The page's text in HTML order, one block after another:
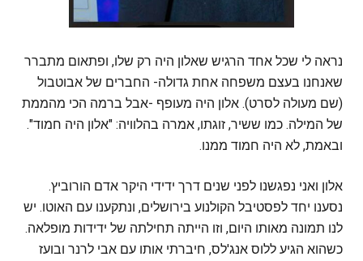
נראה לי שכל אחד הרגיש שאלון היה רק שלו, ופתאום מתברר
שאנחנו בעצם משפחה אחת גדולה- החברים של אבוטבול
(שם מעולה לסרט). אלון היה מעופף -אבל ברמה הכי מהממת
של המילה. כמו ששיר, זוגתו, אמרה בהלוויה: "אלון היה חמוד".
ובאמת, לא היה חמוד ממנו.
אלון ואני נפגשנו לפני שנים דרך ידידי היקר אדם הורוביץ.
נסענו יחד לפסטיבל הקולנוע בירושלים, ונתקענו עם האוטו. יש
לנו תמונה מאותו היום, וזו הייתה תחילתה של ידידות מופלאה.
כשהוא הגיע ללוס אנג'לס, חיברתי אותו עם אבי לרנר ובועז